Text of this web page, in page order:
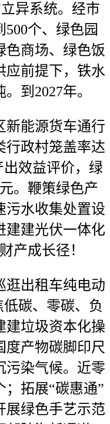
异系统。经市
个、绿色园
色商场、绿色饭
应前提下，铁水
到2027年。
能源货车通行
行政村笼盖率达
出效益评价，绿
。鞭策绿色产
污水收集处置设
建建光伏一体化
产成长径！
出租车纯电动
碳、零碳、负
建垃圾资本化操
度产物碳脚印尺
污染气候。近零
；拓展“碳惠通”
展绿色手艺示范